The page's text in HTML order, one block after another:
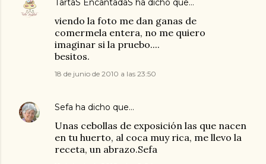
TartaS EncantadaS ha dicho que…
viendo la foto me dan ganas de
comermela entera, no me quiero
imaginar si la pruebo....
besitos.
18 de junio de 2010 a las 23:50
Sefa ha dicho que…
Unas cebollas de exposición las que nacen
en tu huerto, al coca muy rica, me llevo la
receta, un abrazo.Sefa